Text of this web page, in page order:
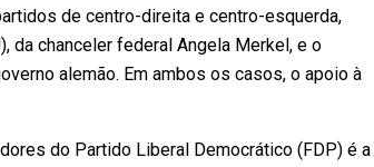
de centro-direita e centro-esquerda,
da chanceler federal Angela Merkel, e o
alemão. Em ambos os casos, o apoio à
do Partido Liberal Democrático (FDP) é a